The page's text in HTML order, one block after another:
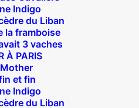
Indigo
du Liban
la framboise
3 vaches
À PARIS
et fin
Indigo
du Liban